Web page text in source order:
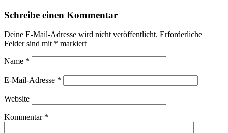
Schreibe einen Kommentar
Deine E-Mail-Adresse wird nicht veröffentlicht. Erforderliche
Felder sind mit * markiert
Name *
E-Mail-Adresse *
Website
Kommentar *